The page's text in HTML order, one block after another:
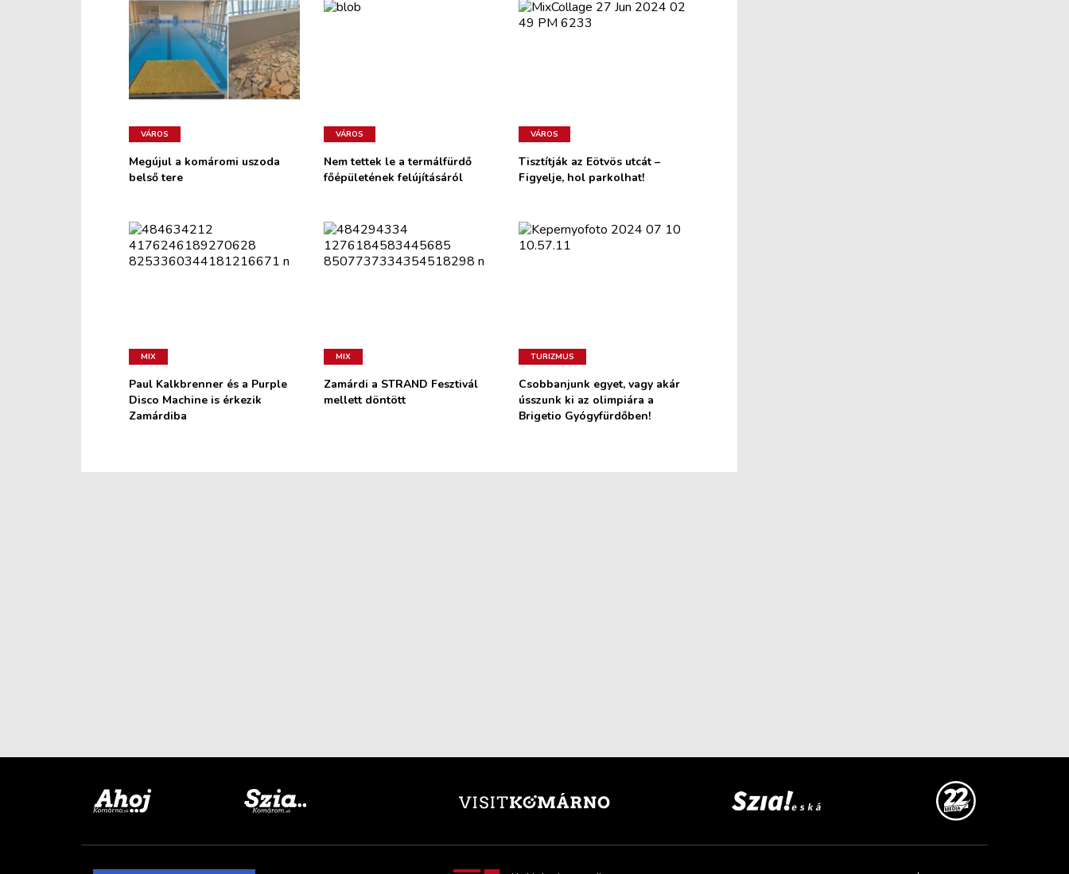
VÁROS
Megújul a komáromi uszoda
belső tere
VÁROS
Nem tettek le a termálfürdő
főépületének felújításáról
VÁROS
Tisztítják az Eötvös utcát –
Figyelje, hol parkolhat!
MIX
Paul Kalkbrenner és a Purple
Disco Machine is érkezik
Zamárdiba
MIX
Zamárdi a STRAND Fesztivál
mellett döntött
TURIZMUS
Csobbanjunk egyet, vagy akár
ússzunk ki az olimpiára a
Brigetio Gyógyfürdőben!